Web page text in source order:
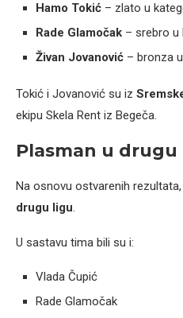
Hamo Tokić – zlato u
Rade Glamočak – srebro u
Živan Jovanović – bronza
Tokić i Jovanović su iz
ekipu Skela Rent iz Begeča.
Plasman u drugu
Na osnovu ostvarenih
drugu ligu.
U sastavu tima bili su i:
Vlada Čupić
Rade Glamočak